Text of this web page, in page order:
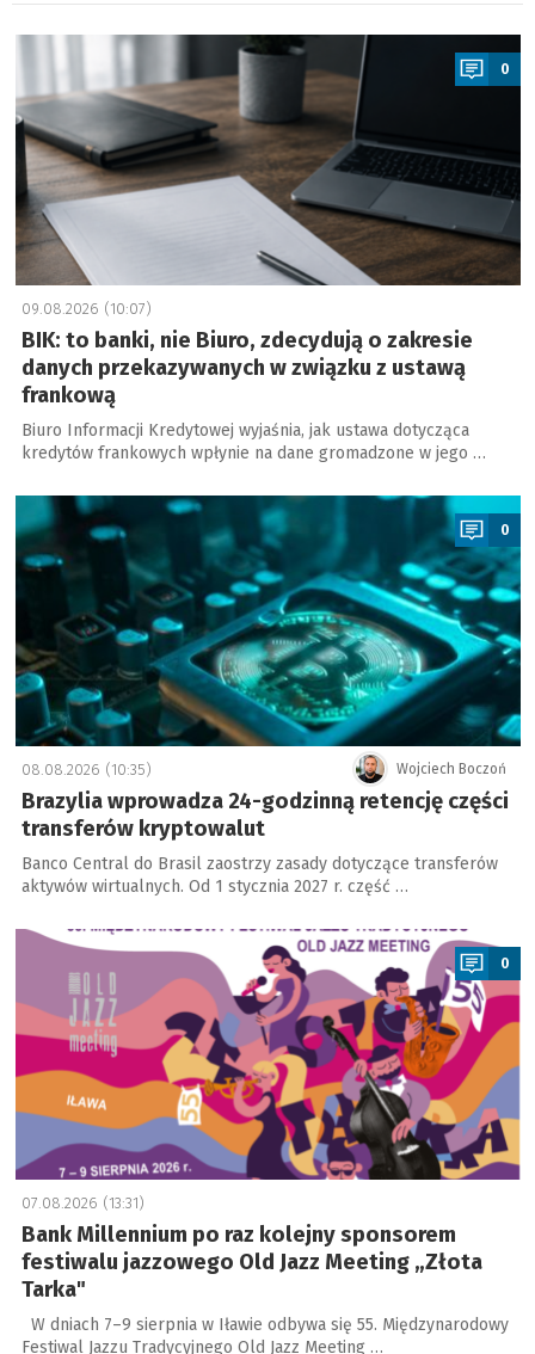
a
0
09.08.2026 (10:07)
BIK: to banki, nie Biuro, zdecydują o zakresie
danych przekazywanych w związku z ustawą
frankową
Biuro Informacji Kredytowej wyjaśnia, jak ustawa dotycząca
kredytów frankowych wpłynie na dane gromadzone w jego …
a
0
Wojciech Boczoń
08.08.2026 (10:35)
Brazylia wprowadza 24-godzinną retencję części
transferów kryptowalut
Banco Central do Brasil zaostrzy zasady dotyczące transferów
aktywów wirtualnych. Od 1 stycznia 2027 r. część …
a
0
07.08.2026 (13:31)
Bank Millennium po raz kolejny sponsorem
festiwalu jazzowego Old Jazz Meeting „Złota
Tarka"
W dniach 7–9 sierpnia w Iławie odbywa się 55. Międzynarodowy
Festiwal Jazzu Tradycyjnego Old Jazz Meeting …